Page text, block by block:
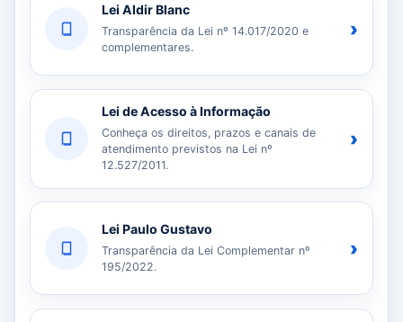
Lei Aldir Blanc
Transparência da Lei nº 14.017/2020 e
complementares.
›
Lei de Acesso à Informação
Conheça os direitos, prazos e canais de
atendimento previstos na Lei nº
12.527/2011.
›
Lei Paulo Gustavo
Transparência da Lei Complementar nº
195/2022.
›